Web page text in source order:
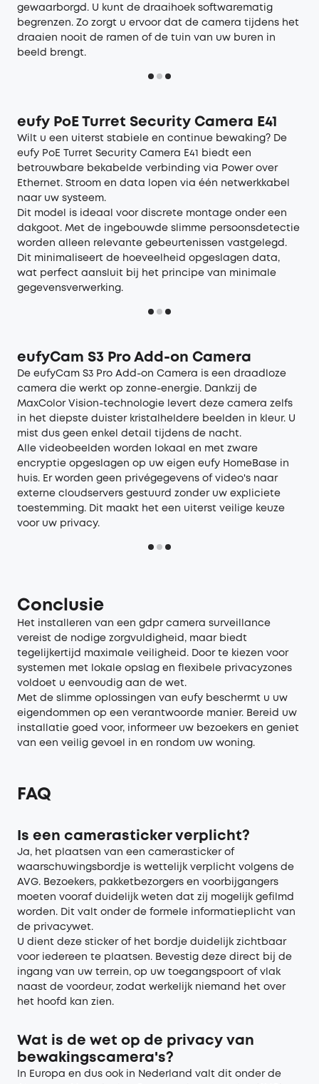
gewaarborgd. U kunt de draaihoek softwarematig
begrenzen. Zo zorgt u ervoor dat de camera tijdens het
draaien nooit de ramen of de tuin van uw buren in
beeld brengt.
eufy PoE Turret Security Camera E41
Wilt u een uiterst stabiele en continue bewaking? De
eufy PoE Turret Security Camera E41
biedt een
betrouwbare bekabelde verbinding via Power over
Ethernet. Stroom en data lopen via één netwerkkabel
naar uw systeem.
Dit model is ideaal voor discrete montage onder een
dakgoot. Met de ingebouwde slimme persoonsdetectie
worden alleen relevante gebeurtenissen vastgelegd.
Dit minimaliseert de hoeveelheid opgeslagen data,
wat perfect aansluit bij het principe van minimale
gegevensverwerking.
eufyCam S3 Pro Add-on Camera
De eufyCam S3 Pro Add-on Camera is een draadloze
camera die werkt op zonne-energie. Dankzij de
MaxColor Vision-technologie levert deze camera zelfs
in het diepste duister kristalheldere beelden in kleur. U
mist dus geen enkel detail tijdens de nacht.
Alle videobeelden worden lokaal en met zware
encryptie opgeslagen op uw eigen eufy HomeBase in
huis. Er worden geen privégegevens of video's naar
externe cloudservers gestuurd zonder uw expliciete
toestemming. Dit maakt het een uiterst veilige keuze
voor uw privacy.
Conclusie
Het installeren van een gdpr camera surveillance
vereist de nodige zorgvuldigheid, maar biedt
tegelijkertijd maximale veiligheid. Door te kiezen voor
systemen met lokale opslag en flexibele privacyzones
voldoet u eenvoudig aan de wet.
Met de slimme oplossingen van eufy beschermt u uw
eigendommen op een verantwoorde manier. Bereid uw
installatie goed voor, informeer uw bezoekers en geniet
van een veilig gevoel in en rondom uw woning.
FAQ
Is een camerasticker verplicht?
Ja, het plaatsen van een camerasticker of
waarschuwingsbordje is wettelijk verplicht volgens de
AVG. Bezoekers, pakketbezorgers en voorbijgangers
moeten vooraf duidelijk weten dat zij mogelijk gefilmd
worden. Dit valt onder de formele informatieplicht van
de privacywet.
U dient deze sticker of het bordje duidelijk zichtbaar
voor iedereen te plaatsen. Bevestig deze direct bij de
ingang van uw terrein, op uw toegangspoort of vlak
naast de voordeur, zodat werkelijk niemand het over
het hoofd kan zien.
Wat is de wet op de privacy van
bewakingscamera's?
In Europa en dus ook in Nederland valt dit onder de